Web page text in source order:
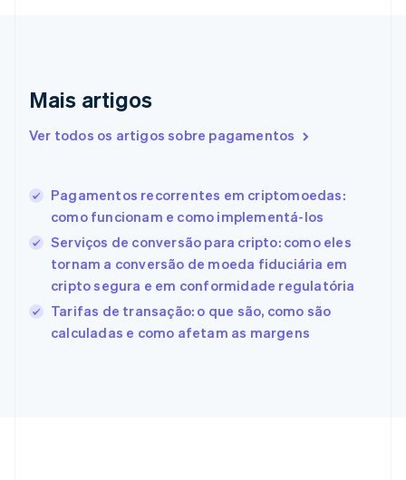
Mais artigos
Ver todos os artigos sobre pagamentos
Pagamentos recorrentes em criptomoedas:
como funcionam e como implementá-los
Serviços de conversão para cripto: como eles
tornam a conversão de moeda fiduciária em
cripto segura e em conformidade regulatória
Tarifas de transação: o que são, como são
calculadas e como afetam as margens
Eslováquia
English
EnglishItaliano
Estados Unidos
EnglishEspañol简体中文
Estônia
English
Finlândia
English Svenska
França
Gibraltar